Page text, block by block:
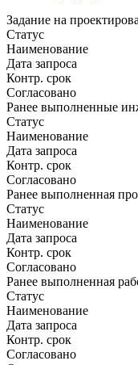
Задание на
Статус
Наименование
Дата запроса
Контр. срок
Согласовано
Ранее выполненные
Статус
Наименование
Дата запроса
Контр. срок
Согласовано
Ранее выполненная
Статус
Наименование
Дата запроса
Контр. срок
Согласовано
Ранее выполненная
Статус
Наименование
Дата запроса
Контр. срок
Согласовано